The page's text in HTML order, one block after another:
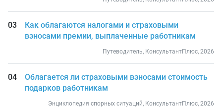
Как облагаются налогами и страховыми
взносами премии, выплаченные работникам
Путеводитель, КонсультантПлюс, 2026
Облагается ли страховыми взносами стоимость
подарков работникам
Энциклопедия спорных ситуаций, КонсультантПлюс, 2026